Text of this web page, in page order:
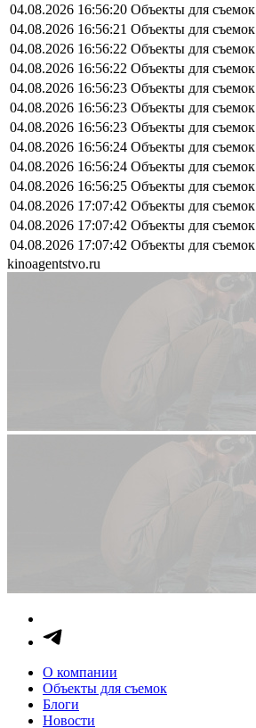
04.08.2026 16:56:20 Объекты для съемок
04.08.2026 16:56:21 Объекты для съемок
04.08.2026 16:56:22 Объекты для съемок
04.08.2026 16:56:22 Объекты для съемок
04.08.2026 16:56:23 Объекты для съемок
04.08.2026 16:56:23 Объекты для съемок
04.08.2026 16:56:23 Объекты для съемок
04.08.2026 16:56:24 Объекты для съемок
04.08.2026 16:56:24 Объекты для съемок
04.08.2026 16:56:25 Объекты для съемок
04.08.2026 17:07:42 Объекты для съемок
04.08.2026 17:07:42 Объекты для съемок
04.08.2026 17:07:42 Объекты для съемок
kinoagentstvo.ru
О компании
Объекты для съемок
Блоги
Новости